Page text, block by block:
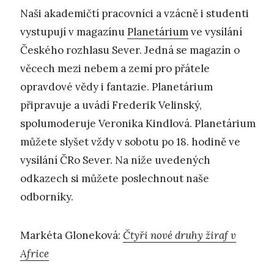
Naši akademičtí pracovníci a vzácně i studenti
vystupují v magazínuPlanetáriumve vysílání
Českého rozhlasu Sever. Jedná se magazín o
věcech mezi nebem a zemí pro přátele
opravdové vědy i fantazie. Planetárium
připravuje a uvádí Frederik Velinský,
spolumoderuje Veronika Kindlová. Planetárium
můžete slyšet vždy v sobotu po 18. hodině ve
vysílání ČRo Sever. Na níže uvedených
odkazech si můžete poslechnout naše
odborníky.
Markéta Gloneková: Čtyři nové druhy žiraf v
Africe